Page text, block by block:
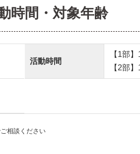
時間・対象年齢
活動時間
【1部
【2部
相談ください